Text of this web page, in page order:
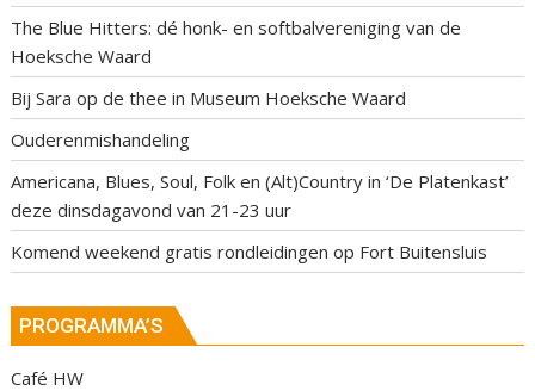
The Blue Hitters: dé honk- en softbalvereniging van de
Hoeksche Waard
Bij Sara op de thee in Museum Hoeksche Waard
Ouderenmishandeling
Americana, Blues, Soul, Folk en (Alt)Country in ‘De Platenkast’
deze dinsdagavond van 21-23 uur
Komend weekend gratis rondleidingen op Fort Buitensluis
PROGRAMMA’S
Café HW